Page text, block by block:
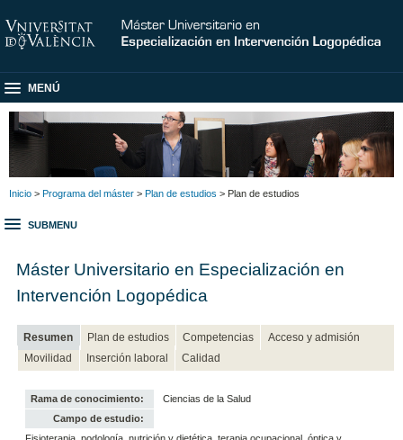
MENÚ
Inicio > Programa del máster > Plan de estudios > Plan de estudios
SUBMENU
Máster Universitario en Especialización en
Intervención Logopédica
Resumen Plan de estudios Competencias
Acceso y admisión
Movilidad
Inserción laboral Calidad
Rama de conocimiento:
Ciencias de la Salud
Campo de estudio: